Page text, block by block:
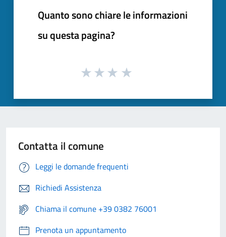
Quanto sono chiare le informazioni
su questa pagina?
Contatta il comune
Leggi le domande frequenti
Richiedi Assistenza
Chiama il comune +39 0382 76001
Prenota un appuntamento